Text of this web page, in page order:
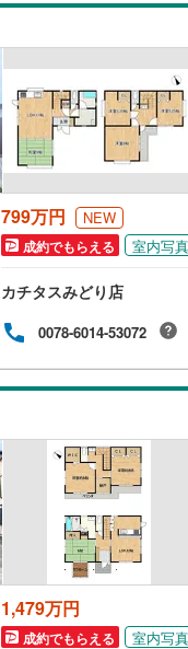
799万円 NEW
成約でもらえる 室内写
カチタスみどり店
0078-6014-53072
1,479万円
成約でもらえる 室内写
東京メトロ半蔵門線(0
都営浅草線(0)
都営大江戸線(0)
名古屋市営地下鉄東山線
名古屋市営地下鉄桜通
京都市営地下鉄烏丸線
OsakaMetro今里筋線(
OsakaMetro四つ橋線
OsakaMetro堺筋線(0
福岡市地下鉄空港線(0
札幌市電(0)
道南いさりび鉄道
阿武隈急行(0)
秋田内陸縦貫鉄道
いすみ鉄道(0 )